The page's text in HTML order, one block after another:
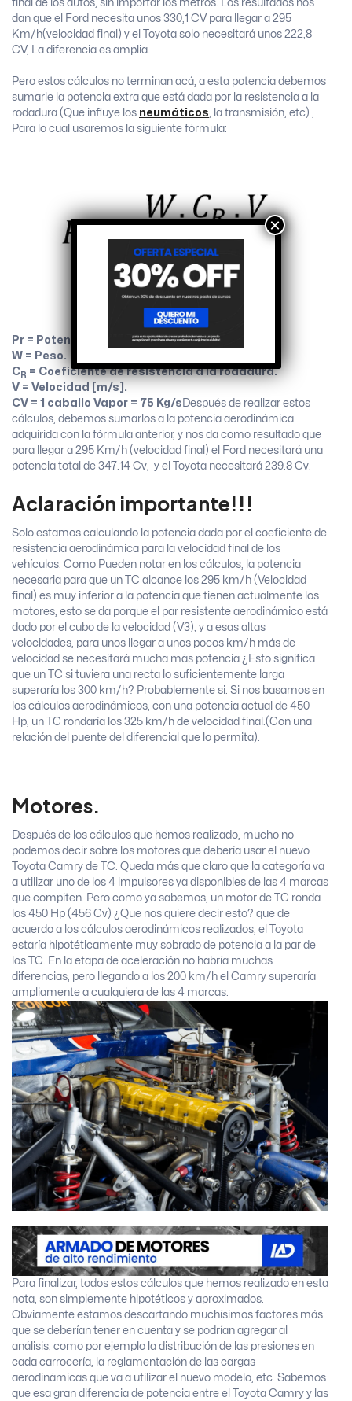
final de los autos, sin importar los metros. Los resultados nos
dan que el Ford necesita unos 330,1 CV para llegar a 295
Km/h(velocidad final) y el Toyota solo necesitará unos 222,8
CV, La diferencia es amplia.
Pero estos cálculos no terminan acá, a esta potencia debemos
sumarle la potencia extra que está dada por la resistencia a la
rodadura (Que influye los neumáticos , la transmisión, etc) ,
Para lo cual usaremos la siguiente fórmula:
Pr = Potencia de rodadura.
W = Peso.
C R = Coeficiente de resistencia a la rodadura.
V = Velocidad [m/s].
CV = 1 caballo Vapor = 75 Kg/s Después de realizar estos
cálculos, debemos sumarlos a la potencia aerodinámica
adquirida con la fórmula anterior, y nos da como resultado que
para llegar a 295 Km/h (velocidad final) el Ford necesitará una
potencia total de 347.14 Cv, y el Toyota necesitará 239.8 Cv.
Aclaración importante!!!
Solo estamos calculando la potencia dada por el coeficiente de
resistencia aerodinámica para la velocidad final de los
vehículos. Como Pueden notar en los cálculos, la potencia
necesaria para que un TC alcance los 295 km/h (Velocidad
final) es muy inferior a la potencia que tienen actualmente los
motores, esto se da porque el par resistente aerodinámico está
dado por el cubo de la velocidad (V3), y a esas altas
velocidades, para unos llegar a unos pocos km/h más de
velocidad se necesitará mucha más potencia.¿Esto significa
que un TC si tuviera una recta lo suficientemente larga
superaría los 300 km/h? Probablemente si. Si nos basamos en
los cálculos aerodinámicos, con una potencia actual de 450
Hp, un TC rondaría los 325 km/h de velocidad final.(Con una
relación del puente del diferencial que lo permita).
Motores.
Después de los cálculos que hemos realizado, mucho no
podemos decir sobre los motores que debería usar el nuevo
Toyota Camry de TC. Queda más que claro que la categoría va
a utilizar uno de los 4 impulsores ya disponibles de las 4 marcas
que compiten. Pero como ya sabemos, un motor de TC ronda
los 450 Hp (456 Cv) ¿Que nos quiere decir esto? que de
acuerdo a los cálculos aerodinámicos realizados, el Toyota
estaría hipotéticamente muy sobrado de potencia a la par de
los TC. En la etapa de aceleración no habría muchas
diferencias, pero llegando a los 200 km/h el Camry superaría
ampliamente a cualquiera de las 4 marcas.
Para finalizar, todos estos cálculos que hemos realizado en esta
nota, son simplemente hipotéticos y aproximados.
Obviamente estamos descartando muchísimos factores más
que se deberían tener en cuenta y se podrían agregar al
análisis, como por ejemplo la distribución de las presiones en
cada carrocería, la reglamentación de las cargas
aerodinámicas que va a utilizar el nuevo modelo, etc. Sabemos
que esa gran diferencia de potencia entre el Toyota Camry y las
×